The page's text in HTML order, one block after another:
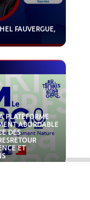
FAUVERGUE,
PLATEFORME
ABORDABLE
DES
ET